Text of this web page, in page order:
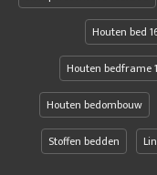
Houten bed
Houten bedframe
Houten bedombouw
Stoffen bedden